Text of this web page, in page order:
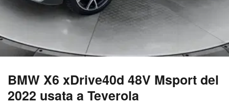
BMW X6 xDrive40d 48V Msport del
2022 usata a Teverola